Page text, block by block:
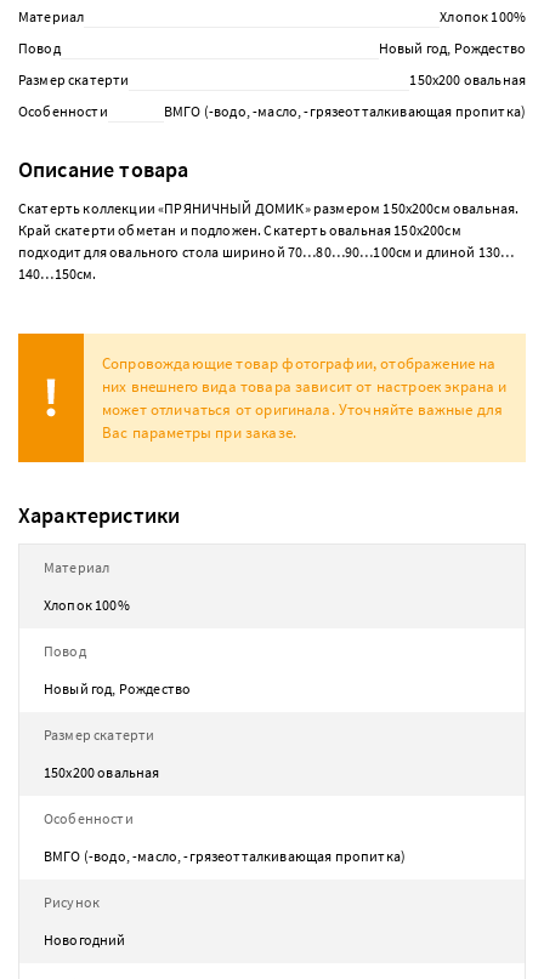
Материал
Хлопок 100%
Повод
Новый год, Рождество
Размер скатерти
150х200 овальная
Особенности
ВМГО (-водо, -масло, -грязеотталкивающая пропитка)
Описание товара
Скатерть коллекции «ПРЯНИЧНЫЙ ДОМИК» размером 150х200см овальная.
Край скатерти обметан и подложен. Скатерть овальная 150х200см
подходит для овального стола шириной 70…80…90…100см и длиной 130…
140…150см.
Сопровождающие товар фотографии, отображение на
них внешнего вида товара зависит от настроек экрана и
может отличаться от оригинала. Уточняйте важные для
Вас параметры при заказе.
Характеристики
Материал
Хлопок 100%
Повод
Новый год, Рождество
Размер скатерти
150х200 овальная
Особенности
ВМГО (-водо, -масло, -грязеотталкивающая пропитка)
Рисунок
Новогодний